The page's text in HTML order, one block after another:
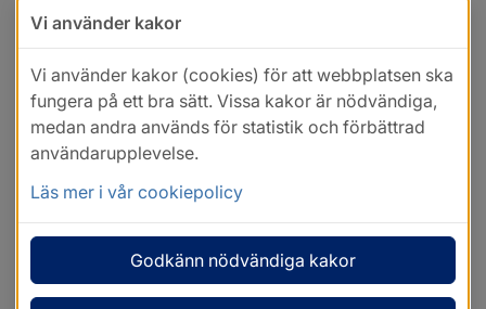
Vi använder kakor
Vi använder kakor (cookies) för att webbplatsen ska
fungera på ett bra sätt. Vissa kakor är nödvändiga,
medan andra används för statistik och förbättrad
användarupplevelse.
Läs mer i vår cookiepolicy
Godkänn nödvändiga kakor